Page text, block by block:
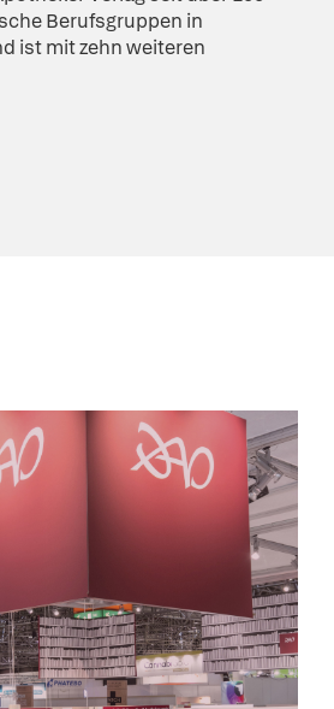
Berufsgruppen in
ist mit zehn weiteren